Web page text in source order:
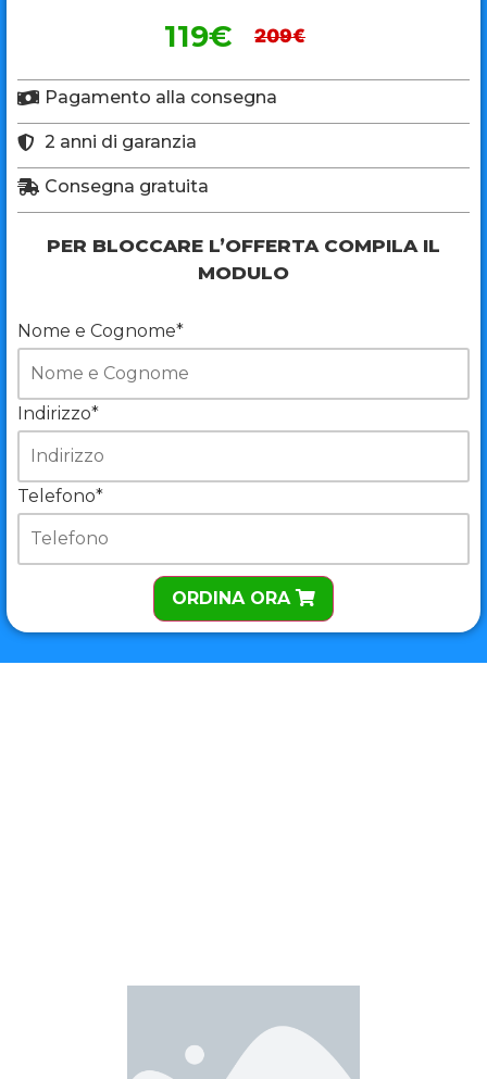
119€ 209€
Pagamento alla consegna
2 anni di garanzia
Consegna gratuita
PER BLOCCARE L’OFFERTA COMPILA IL
MODULO
Nome e Cognome*
Indirizzo*
Telefono*
ORDINA ORA